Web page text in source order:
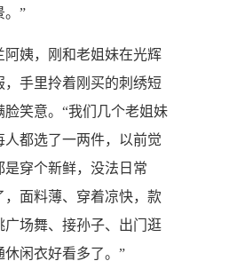
。”
姨，刚和老姐妹在光辉
手里拎着刚买的刺绣短
笑意。“我们几个老姐妹
都选了一两件，以前觉
穿个新鲜，没法日常
，面料薄、穿着凉快，款
广场舞、接孙子、出门逛
闲衣好看多了。”